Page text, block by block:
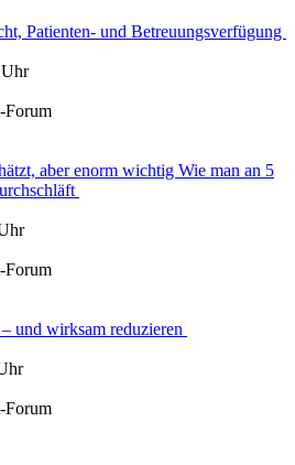
Patienten- und Betreuungsverfügung
Forum
aber enorm wichtig Wie man an 5
Forum
und wirksam reduzieren
Forum